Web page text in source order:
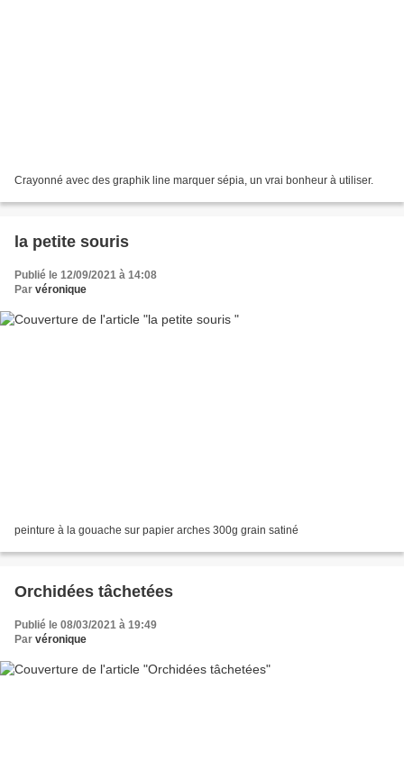
Crayonné avec des graphik line marquer sépia, un vrai bonheur à utiliser.
la petite souris
Publié le 12/09/2021 à 14:08
Par véronique
peinture à la gouache sur papier arches 300g grain satiné
Orchidées tâchetées
Publié le 08/03/2021 à 19:49
Par véronique